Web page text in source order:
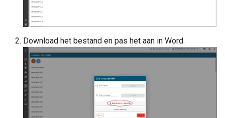
Download het bestand en pas het aan in Word.